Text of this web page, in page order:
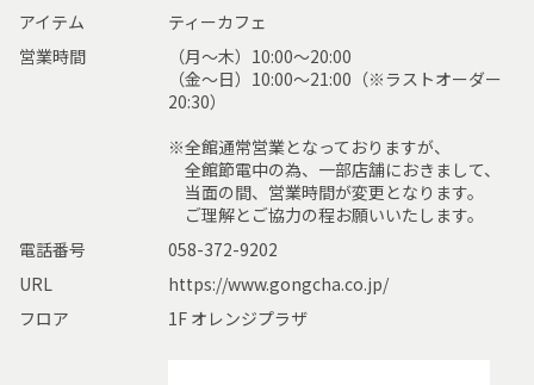
アイテム
ティーカフェ
営業時間
（月～木）10:00～20:00
（金～日）10:00～21:00（※ラストオーダー
20:30）
※全館通常営業となっておりますが、
全館節電中の為、一部店舗におきまして、
当面の間、営業時間が変更となります。
ご理解とご協力の程お願いいたします。
電話番号
058-372-9202
URL
https://www.gongcha.co.jp/
フロア
1F オレンジプラザ